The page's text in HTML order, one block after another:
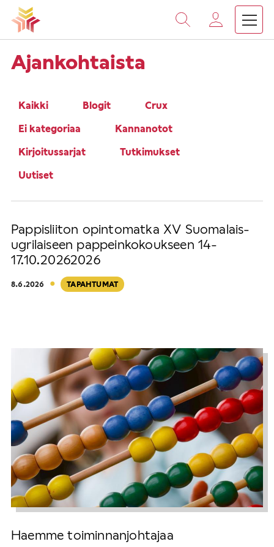
Vieritä
sisältöön
Etusivu
Ajankohtaista
Kaikki Blogit
Crux
Ei kategoriaa
Kannanotot
Kirjoitussarjat
Tutkimukset
Uutiset
Pappisliiton opintomatka XV Suomalais-
ugrilaiseen pappeinkokoukseen 14-
17.10.20262026
8.6.2026 · TAPAHTUMAT
Haemme toiminnanjohtajaa